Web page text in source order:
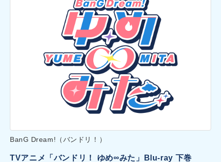
BanG Dream!（バンドリ！）
TVアニメ「バンドリ！ ゆめ∞みた」Blu-ray 下巻